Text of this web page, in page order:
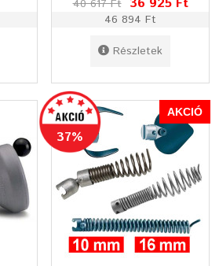
40 617 Ft 36 925 Ft
46 894 Ft
Részletek
37%
AKCIÓ